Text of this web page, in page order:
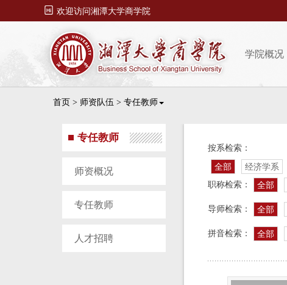
 欢迎访问湘潭大学商学院
学院概况
首页 > 师资队伍 > 专任教师
专任教师
师资概况
专任教师
人才招聘
按系检索：
全部 经济学系
职称检索：
全部
导师检索： 全部
拼音检索： 全部